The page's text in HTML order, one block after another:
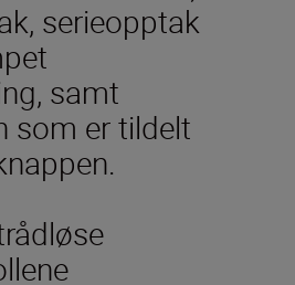
serieopptak
samt
som er tildelt